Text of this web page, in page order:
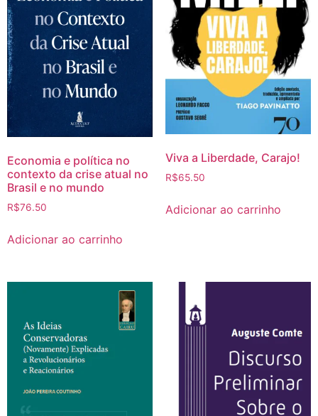
Economia e política no
contexto da crise atual no
Brasil e no mundo
R$76.50
Adicionar ao carrinho
Viva a Liberdade, Carajo!
R$65.50
Adicionar ao carrinho